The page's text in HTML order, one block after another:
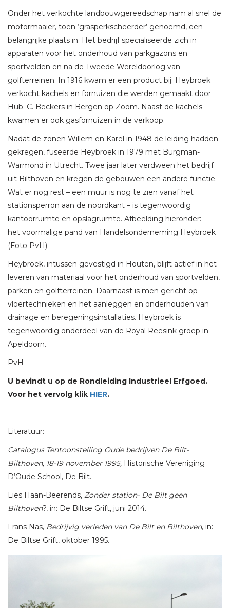
Onder het verkochte landbouwgereedschap nam al snel de
motormaaier, toen ‘grasperkscheerder’ genoemd, een
belangrijke plaats in. Het bedrijf specialiseerde zich in
apparaten voor het onderhoud van parkgazons en
sportvelden en na de Tweede Wereldoorlog van
golfterreinen. In 1916 kwam er een product bij: Heybroek
verkocht kachels en fornuizen die werden gemaakt door
Hub. C. Beckers in Bergen op Zoom. Naast de kachels
kwamen er ook gasfornuizen in de verkoop.
Nadat de zonen Willem en Karel in 1948 de leiding hadden
gekregen, fuseerde Heybroek in 1979 met Burgman-
Warmond in Utrecht. Twee jaar later verdween het bedrijf
uit Bilthoven en kregen de gebouwen een andere functie.
Wat er nog rest – een muur is nog te zien vanaf het
stationsperron aan de noordkant – is tegenwoordig
kantoorruimte en opslagruimte. Afbeelding hieronder:
het voormalige pand van Handelsonderneming Heybroek
(Foto PvH).
Heybroek, intussen gevestigd in Houten, blijft actief in het
leveren van materiaal voor het onderhoud van sportvelden,
parken en golfterreinen. Daarnaast is men gericht op
vloertechnieken en het aanleggen en onderhouden van
drainage en beregeningsinstallaties. Heybroek is
tegenwoordig onderdeel van de Royal Reesink groep in
Apeldoorn.
PvH
U bevindt u op de Rondleiding Industrieel Erfgoed.
Voor het vervolg klik HIER.
Literatuur:
Catalogus Tentoonstelling Oude bedrijven De Bilt-
Bilthoven, 18-19 november 1995, Historische Vereniging
D’Oude School, De Bilt.
Lies Haan-Beerends, Zonder station- De Bilt geen
Bilthoven?, in: De Biltse Grift, juni 2014.
Frans Nas, Bedrijvig verleden van De Bilt en Bilthoven, in:
De Biltse Grift, oktober 1995.